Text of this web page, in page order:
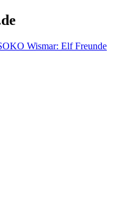
Wismar: Elf Freunde